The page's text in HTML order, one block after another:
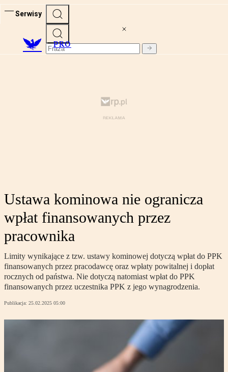
Serwisy
PRO
Ustawa kominowa nie ogranicza
wpłat finansowanych przez
pracownika
Limity wynikające z tzw. ustawy kominowej dotyczą wpłat do PPK
finansowanych przez pracodawcę oraz wpłaty powitalnej i dopłat
rocznych od państwa. Nie dotyczą natomiast wpłat do PPK
finansowanych przez uczestnika PPK z jego wynagrodzenia.
Publikacja: 25.02.2025 05:00